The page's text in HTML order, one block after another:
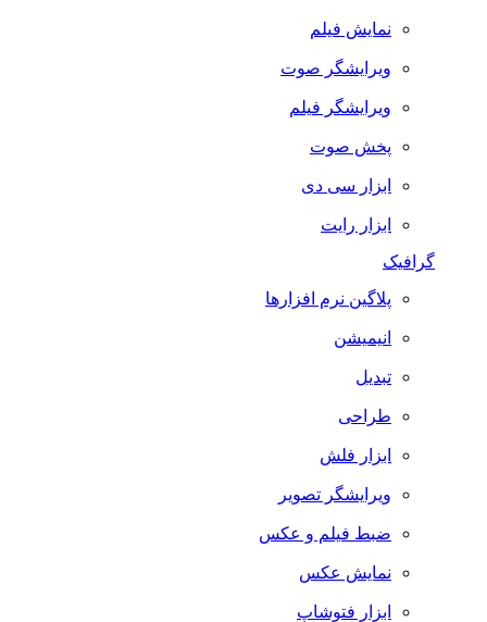
نمایش فیلم
ویرایشگر صوت
ویرایشگر فیلم
پخش صوت
ابزار سی دی
ابزار رایت
گرافیک
پلاگین نرم افزارها
انیمیشن
تبدیل
طراحی
ابزار فلش
ویرایشگر تصویر
ضبط فيلم و عكس
نمایش عکس
ابزار فتوشاپ